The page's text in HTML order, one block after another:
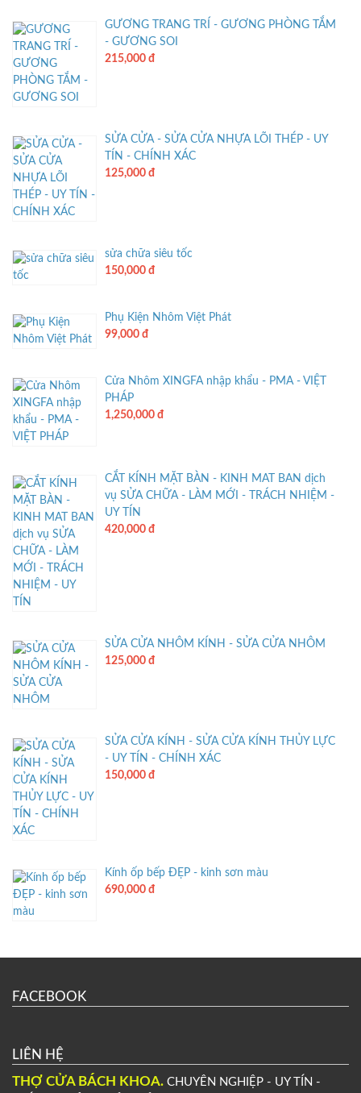
GƯƠNG TRANG TRÍ - GƯƠNG PHÒNG TẮM
- GƯƠNG SOI
215,000 đ
SỬA CỬA - SỬA CỬA NHỰA LÕI THÉP - UY
TÍN - CHÍNH XÁC
125,000 đ
sửa chữa siêu tốc
150,000 đ
Phụ Kiện Nhôm Việt Phát
99,000 đ
Cửa Nhôm XINGFA nhập khẩu - PMA - VIỆT
PHÁP
1,250,000 đ
CẮT KÍNH MẶT BÀN - KINH MAT BAN dịch
vụ SỬA CHỮA - LÀM MỚI - TRÁCH NHIỆM -
UY TÍN
420,000 đ
SỬA CỬA NHÔM KÍNH - SỬA CỬA NHÔM
125,000 đ
SỬA CỬA KÍNH - SỬA CỬA KÍNH THỦY LỰC
- UY TÍN - CHÍNH XÁC
150,000 đ
Kính ốp bếp ĐẸP - kinh sơn màu
690,000 đ
FACEBOOK
LIÊN HỆ
THỢ CỬA BÁCH KHOA. CHUYÊN NGHIỆP - UY TÍN -